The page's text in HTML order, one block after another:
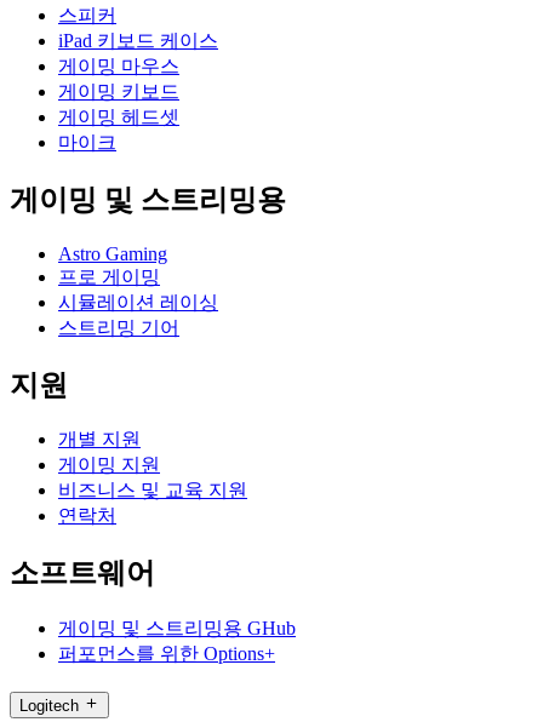
스피커
iPad 키보드 케이스
게이밍 마우스
게이밍 키보드
게이밍 헤드셋
마이크
게이밍 및 스트리밍용
Astro Gaming
프로 게이밍
시뮬레이션 레이싱
스트리밍 기어
지원
개별 지원
게이밍 지원
비즈니스 및 교육 지원
연락처
소프트웨어
게이밍 및 스트리밍용 GHub
퍼포먼스를 위한 Options+
Logitech